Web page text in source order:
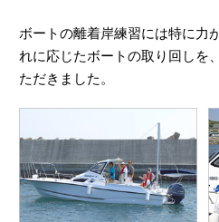
ボートの離着岸練習には特に力
れに応じたボートの取り回しを
ただきました。